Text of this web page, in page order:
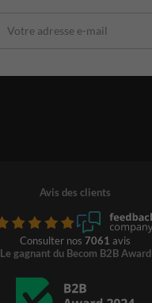
Avis des clients
Consulter nos 7061 avis
Le gagnant du Becom B2B Award